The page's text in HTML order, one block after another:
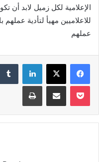
الإعلامية لكل زميل لابد
للاعلاميين مهيأ لتأدية
عملهم
فيسبوك ‫X لينكدإن
‫Pocket مشاركة عبر البريد طباعة